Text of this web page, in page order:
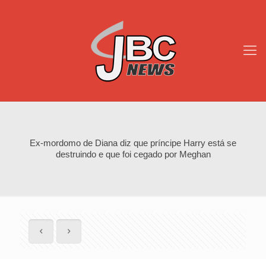
Ex-mordomo de Diana diz que príncipe Harry está se
destruindo e que foi cegado por Meghan